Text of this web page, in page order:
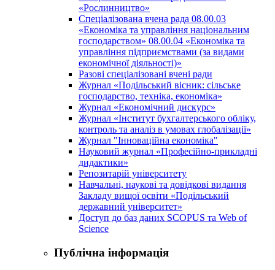
«Рослинництво»
Спеціалізована вчена рада 08.00.03
«Економіка та управління національним
господарством» 08.00.04 «Економіка та
управління підприємствами (за видами
економічної діяльності)»
Разові спеціалізовані вчені ради
Журнал «Подільський вісник: сільське
господарство, техніка, економіка»
Журнал «Економічний дискурс»
Журнал «Інститут бухгалтерського обліку,
контроль та аналіз в умовах глобалізації»
Журнал "Інноваційна економіка"
Науковий журнал «Професійно-прикладні
дидактики»
Репозитарій університету
Навчальні, наукові та довідкові видання
Закладу вищої освіти «Подільський
державний університет»
Доступ до баз даних SCOPUS та Web of
Science
Публічна інформація